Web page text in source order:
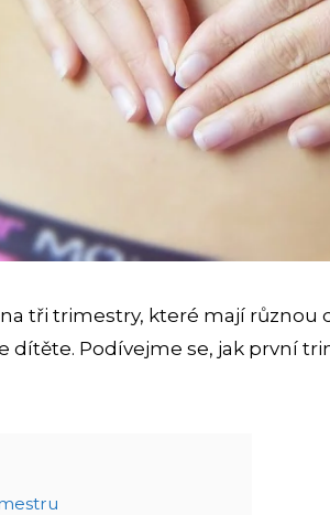
tři trimestry, které mají různou
dítěte. Podívejme se, jak první